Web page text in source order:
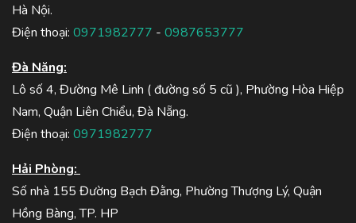
Hà Nội.
Điện thoại: 0971982777 - 0987653777
Đà Năng:
Lô số 4, Đường Mê Linh ( đường số 5 cũ ), Phường Hòa Hiệp
Nam, Quận Liên Chiểu, Đà Nẵng.
Điện thoại: 0971982777
Hải Phòng:
Số nhà 155 Đường Bạch Đằng, Phường Thượng Lý, Quận
Hồng Bàng, TP. HP